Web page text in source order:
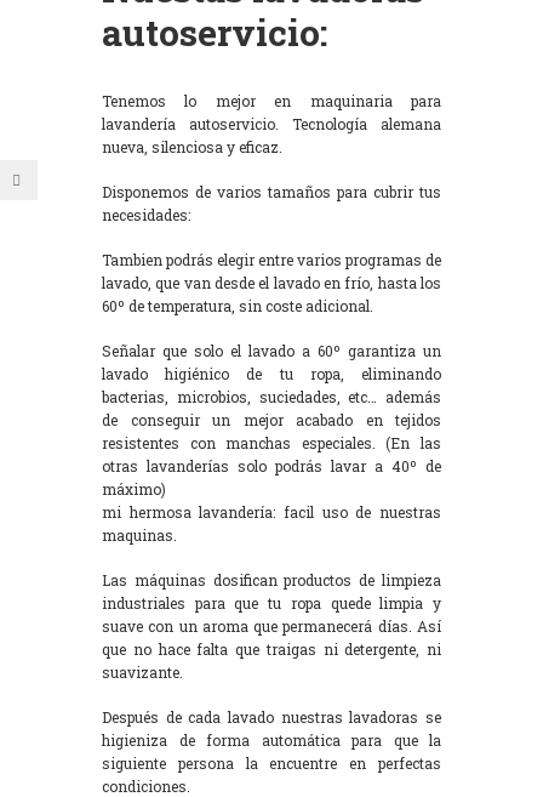
autoservicio:
Tenemos lo mejor en maquinaria para
lavandería autoservicio. Tecnología alemana
nueva, silenciosa y eficaz.
Disponemos de varios tamaños para cubrir tus
necesidades:
Tambien podrás elegir entre varios programas de
lavado, que van desde el lavado en frío, hasta los
60º de temperatura, sin coste adicional.
Señalar que solo el lavado a 60º garantiza un
lavado higiénico de tu ropa, eliminando
bacterias, microbios, suciedades, etc… además
de conseguir un mejor acabado en tejidos
resistentes con manchas especiales. (En las
otras lavanderías solo podrás lavar a 40º de
máximo)
mi hermosa lavandería: facil uso de nuestras
maquinas.
Las máquinas dosifican productos de limpieza
industriales para que tu ropa quede limpia y
suave con un aroma que permanecerá días. Así
que no hace falta que traigas ni detergente, ni
suavizante.
Después de cada lavado nuestras lavadoras se
higieniza de forma automática para que la
siguiente persona la encuentre en perfectas
condiciones.